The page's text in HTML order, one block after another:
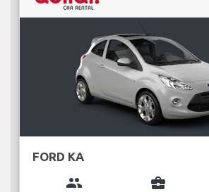
FORD KA
group business_center